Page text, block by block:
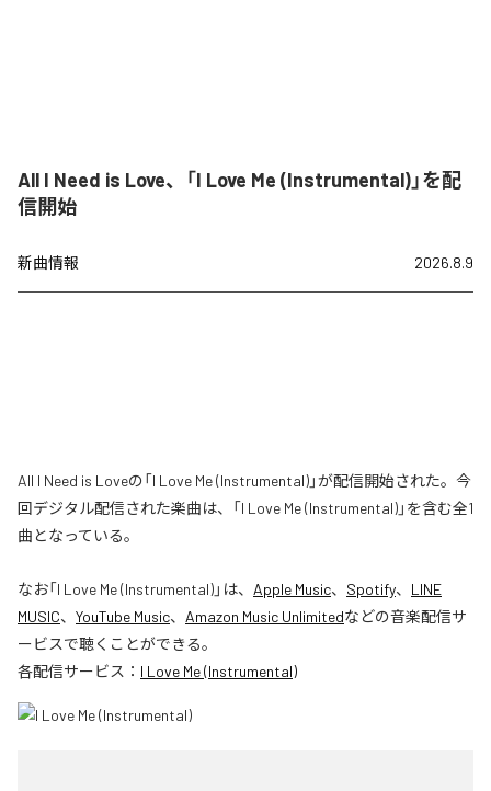
All I Need is Love、「I Love Me (Instrumental)」を配
信開始
新曲情報 2026.8.9
All I Need is Loveの「I Love Me (Instrumental)」が配信開始された。今
回デジタル配信された楽曲は、「I Love Me (Instrumental)」を含む全1
曲となっている。
なお「I Love Me (Instrumental)」は、 Apple Music、 Spotify、 LINE
MUSIC、 YouTube Music、 Amazon Music Unlimitedなどの音楽配信サ
ービスで聴くことができる。
各配信サービス： I Love Me (Instrumental)